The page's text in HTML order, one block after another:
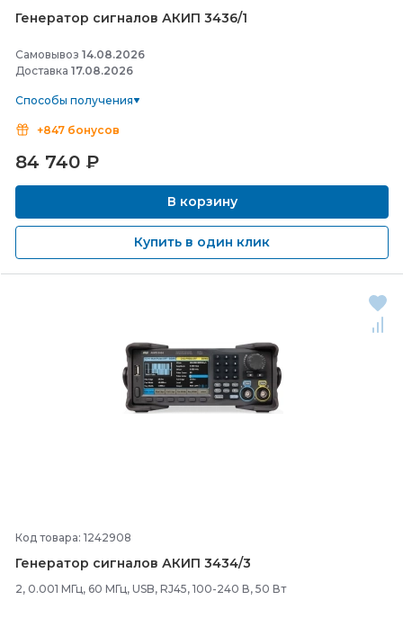
Генератор сигналов АКИП 3436/1
Самовывоз 14.08.2026
Доставка 17.08.2026
Способы получения
+847 бонусов
84 740 ₽
В корзину
Купить в один клик
Код товара: 1242908
Генератор сигналов АКИП 3434/3
2, 0.001 МГц, 60 МГц, USB, RJ45, 100-240 В, 50 Вт